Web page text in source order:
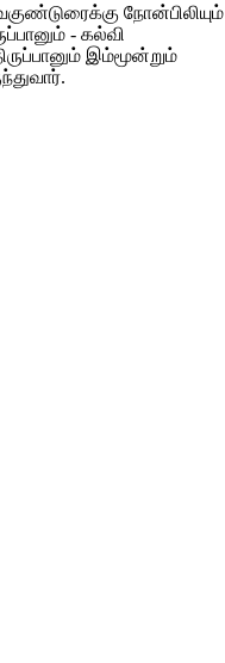
நோன்பிலியும்
- கல்வி
இம்மூன்றும்